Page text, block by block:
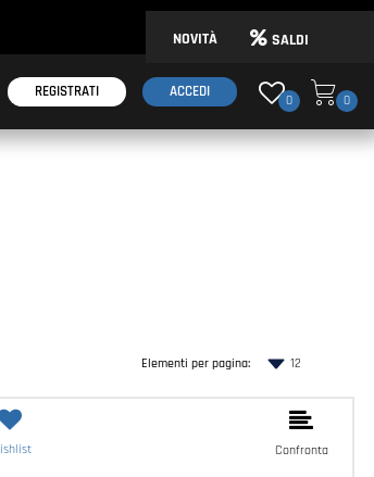
NOVITÀ SALDI
REGISTRATI ACCEDI
0 0
Elementi per pagina:
Confronta